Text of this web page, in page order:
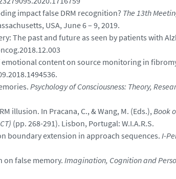
impact false DRM recognition? The 13th
USA, June 6 – 9, 2019.
The past and future as seen by patients with
emotional content on source monitoring in
Psychology of Consciousness: Theory,
illusion. In Pracana, C., & Wang, M. (Eds.),Book
(pp. 268-291). Lisbon, Portugal: W.I.A.R.S.
boundary extension in approach sequences. I-
on false memory. Imagination, Cognition and